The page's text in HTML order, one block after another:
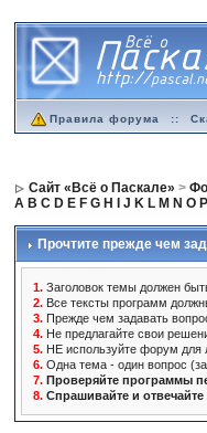
Правила форума ::
Сайт «Всё о Паскале» >
A B C D E F G H J K L M N O P
Прочтите прежде чем
1. Заголовок темы должен
2. Все тексты программ
3. Прежде чем задавать
4. Не предлагайте свои
5. НЕ используйте форум для
6. Одна тема - один вопрос
7. Проверяйте программы
8. Спрашивайте и